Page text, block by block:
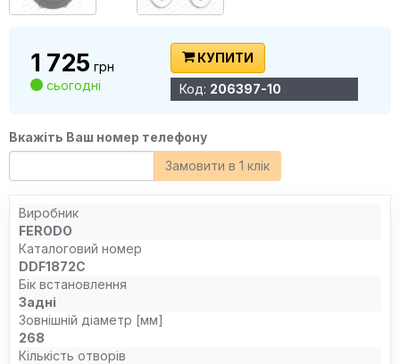
1 725 грн
сьогодні
КУПИТИ
Код: 206397-10
Вкажіть Ваш номер телефону
Замовити в 1 клік
Виробник
FERODO
Каталоговий номер
DDF1872C
Бік встановлення
Задні
Зовнішній діаметр [мм]
268
Кількість отворів